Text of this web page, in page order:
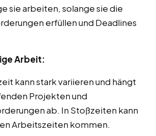
sie arbeiten, solange sie die
erfüllen und Deadlines
Arbeit:
kann stark variieren und hängt
Projekten und
ab. In Stoßzeiten kann
Arbeitszeiten kommen.